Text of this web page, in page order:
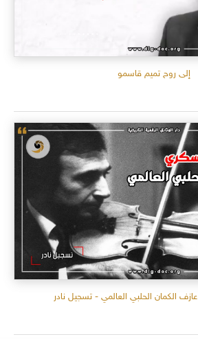
إلى روح تميم قاسمو
الكمان الحلبي العالمي - تسجيل نادر